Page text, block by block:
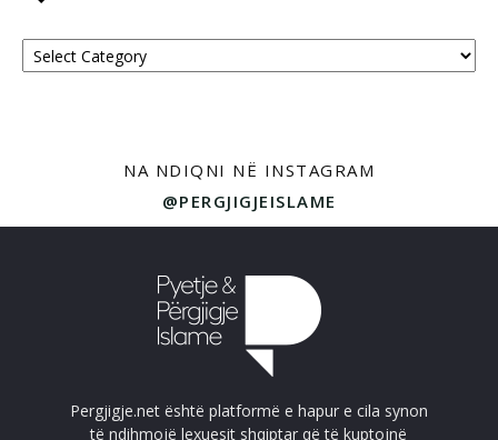
Kategoritë
NA NDIQNI NË INSTAGRAM
@PERGJIGJEISLAME
Pergjigje.net është platformë e hapur e cila synon
të ndihmojë lexuesit shqiptar që të kuptojnë